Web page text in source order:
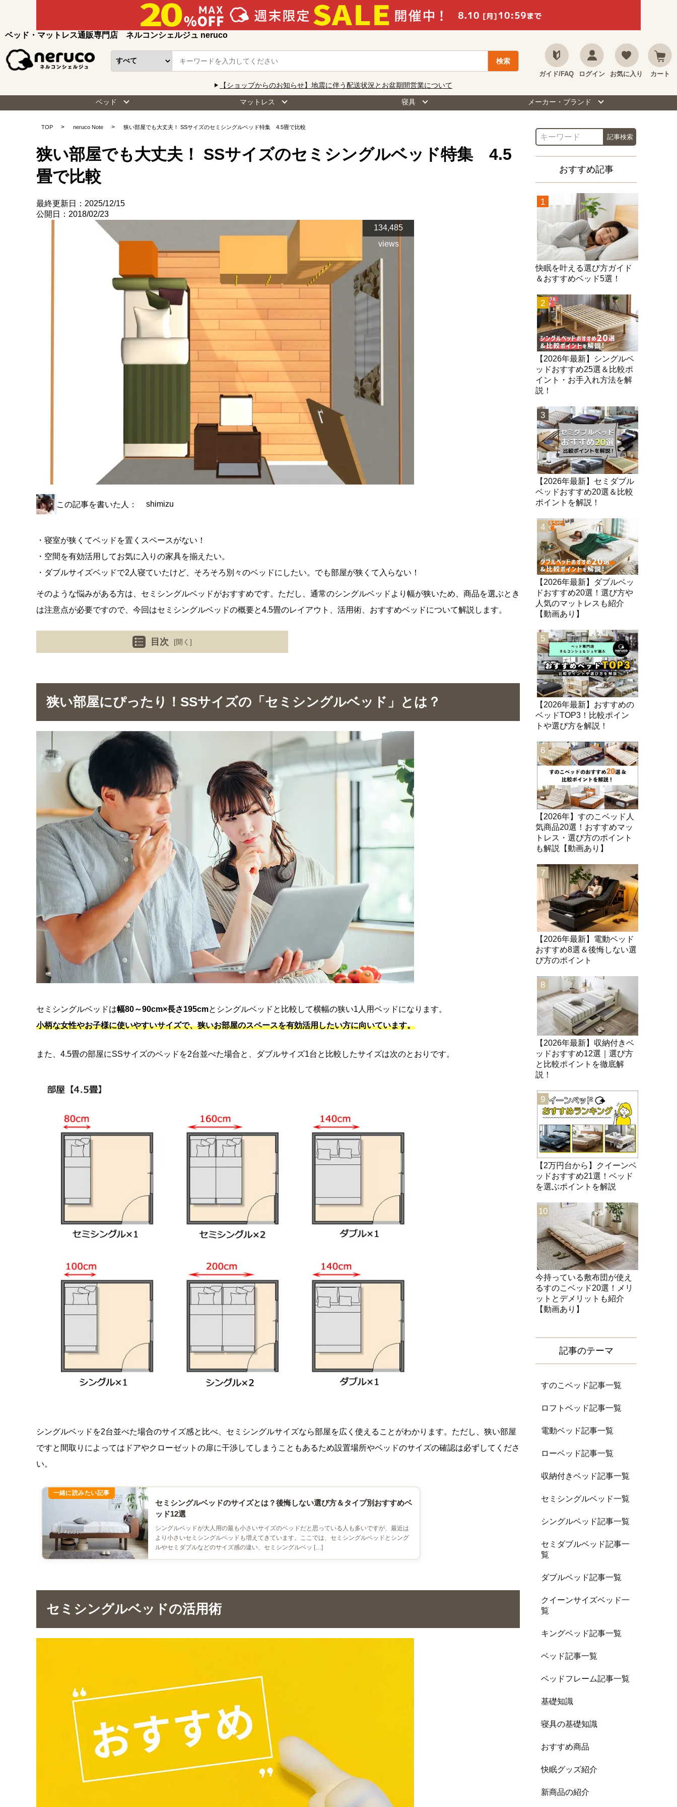
ベッド・マットレス通販専門店 ネルコンシェルジュ neruco
ガイド/FAQ ログイン お気に入り カート
【ショップからのお知らせ】地震に伴う配送状況とお盆期間営業について
ベッド マットレス 寝具 メーカー・ブランド
TOP neruco Note 狭い部屋でも大丈夫！ SSサイズのセミシングルベッド特集 4.5畳で比較
狭い部屋でも大丈夫！ SSサイズのセミシングルベッド特集 4.5
畳で比較
最終更新日：2025/12/15
公開日：2018/02/23
134,485
views
この記事を書いた人： shimizu
・寝室が狭くてベッドを置くスペースがない！
・空間を有効活用してお気に入りの家具を揃えたい。
・ダブルサイズベッドで2人寝ていたけど、そろそろ別々のベッドにしたい。でも部屋が狭くて入らない！
そのような悩みがある方は、セミシングルベッドがおすすめです。ただし、通常のシングルベッドより幅が狭いため、商品を選ぶとき
は注意点が必要ですので、今回はセミシングルベッドの概要と4.5畳のレイアウト、活用術、おすすめベッドについて解説します。
目次 [開く]
狭い部屋にぴったり！SSサイズの「セミシングルベッド」とは？
セミシングルベッドは幅80～90cm×長さ195cmとシングルベッドと比較して横幅の狭い1人用ベッドになります。
小柄な女性やお子様に使いやすいサイズで、狭いお部屋のスペースを有効活用したい方に向いています。
また、4.5畳の部屋にSSサイズのベッドを2台並べた場合と、ダブルサイズ1台と比較したサイズは次のとおりです。
シングルベッドを2台並べた場合のサイズ感と比べ、セミシングルサイズなら部屋を広く使えることがわかります。ただし、狭い部屋
ですと間取りによってはドアやクローゼットの扉に干渉してしまうこともあるため設置場所やベッドのサイズの確認は必ずしてくださ
い。
セミシングルベッドのサイズとは？後悔しない選び方＆タイプ別おすすめベ
ッド12選
シングルベッドが大人用の最も小さいサイズのベッドだと思っている人も多いですが、最近は
より小さいセミシングルベッドも増えてきています。ここでは、セミシングルベッドとシング
ルやセミダブルなどのサイズ感の違い、セミシングルベッ […]
セミシングルベッドの活用術
おすすめ記事
1
快眠を叶える選び方ガイド
＆おすすめベッド5選！
2
【2026年最新】シングルベ
ッドおすすめ25選＆比較ポ
イント・お手入れ方法を解
説！
3
【2026年最新】セミダブル
ベッドおすすめ20選＆比較
ポイントを解説！
4
【2026年最新】ダブルベッ
ドおすすめ20選！選び方や
人気のマットレスも紹介
【動画あり】
5
【2026年最新】おすすめの
ベッドTOP3！比較ポイン
トや選び方を解説！
6
【2026年】すのこベッド人
気商品20選！おすすめマッ
トレス・選び方のポイント
も解説【動画あり】
7
【2026年最新】電動ベッド
おすすめ8選＆後悔しない選
び方のポイント
8
【2026年最新】収納付きベ
ッドおすすめ12選｜選び方
と比較ポイントを徹底解
説！
9
【2万円台から】クイーンベ
ッドおすすめ21選！ベッド
を選ぶポイントを解説
10
今持っている敷布団が使え
るすのこベッド20選！メリ
ットとデメリットも紹介
【動画あり】
記事のテーマ
すのこベッド記事一覧
ロフトベッド記事一覧
電動ベッド記事一覧
ローベッド記事一覧
収納付きベッド記事一覧
セミシングルベッド一覧
シングルベッド記事一覧
セミダブルベッド記事一
覧
ダブルベッド記事一覧
クイーンサイズベッド一
覧
キングベッド記事一覧
ベッド記事一覧
ベッドフレーム記事一覧
基礎知識
寝具の基礎知識
おすすめ商品
快眠グッズ紹介
新商品の紹介